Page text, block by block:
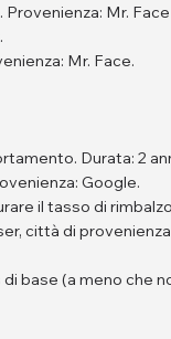
Mr. Face
Mr. Face.
Durata: 2
Google.
il tasso di
città di provenienza
base (a meno che